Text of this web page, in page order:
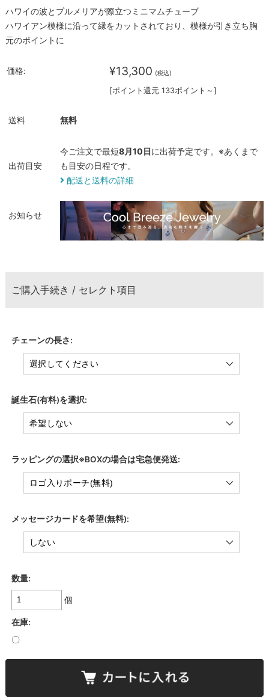
ハワイの波とプルメリアが際立つミニマムチューブ
ハワイアン模様に沿って縁をカットされており、模様が引き立ち胸
元のポイントに
価格: ¥13,300 (税込)
[ポイント還元 133ポイント～]
送料 無料
出荷目安
今ご注文で最短8月10日に出荷予定です。※あくまで
も目安の日程です。
配送と送料の詳細
お知らせ
ご購入手続き / セレクト項目
チェーンの長さ:
誕生石(有料)を選択:
ラッピングの選択※BOXの場合は宅急便発送:
メッセージカードを希望(無料):
数量:
個
在庫:
〇